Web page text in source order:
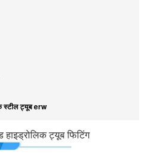
स्टील ट्यूब erw
ट्यूब फिटिंग